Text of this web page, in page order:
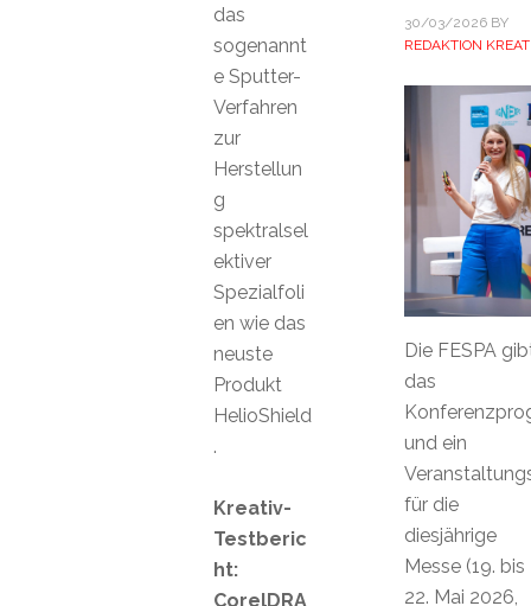
30/03/2026BY
REDAKTION
Die FESPA
das
und ein
für die
diesjährige
Messe (19. bis
22. Mai 2026,
das
sogenannt
e Sputter-
Verfahren
zur
Herstellun
g
spektralsel
ektiver
Spezialfoli
en wie das
neuste
Produkt
HelioShield
.
Kreativ-
Testberic
ht:
CorelDRA